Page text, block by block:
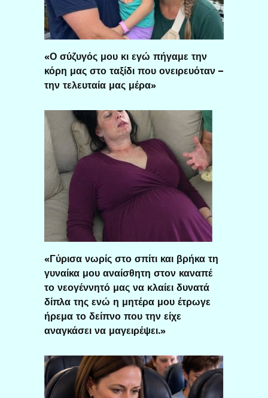
«Ο σύζυγός μου κι εγώ πήγαμε την
κόρη μας στο ταξίδι που ονειρευόταν –
την τελευταία μας μέρα»
«Γύρισα νωρίς στο σπίτι και βρήκα τη
γυναίκα μου αναίσθητη στον καναπέ
το νεογέννητό μας να κλαίει δυνατά
δίπλα της ενώ η μητέρα μου έτρωγε
ήρεμα το δείπνο που την είχε
αναγκάσει να μαγειρέψει.»